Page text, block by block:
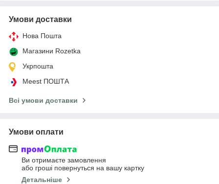
Умови доставки
Нова Пошта
Магазини Rozetka
Укрпошта
Meest ПОШТА
Всі умови доставки
Умови оплати
Ви отримаєте замовлення
або гроші повернуться на вашу картку
Детальніше